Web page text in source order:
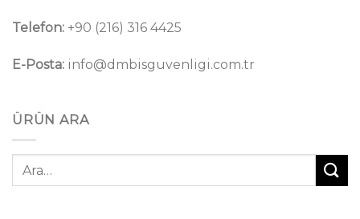
Telefon: +90 (216) 316 4425
E-Posta: info@dmbisguvenligi.com.tr
ÜRÜN ARA
Ara: